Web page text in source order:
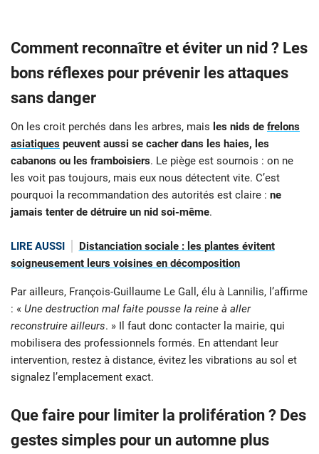
Comment reconnaître et éviter un nid ? Les
bons réflexes pour prévenir les attaques
sans danger
On les croit perchés dans les arbres, mais les nids de frelons
asiatiques peuvent aussi se cacher dans les haies, les
cabanons ou les framboisiers. Le piège est sournois : on ne
les voit pas toujours, mais eux nous détectent vite. C’est
pourquoi la recommandation des autorités est claire : ne
jamais tenter de détruire un nid soi-même.
LIRE AUSSI
Distanciation sociale : les plantes évitent
soigneusement leurs voisines en décomposition
Par ailleurs, François-Guillaume Le Gall, élu à Lannilis, l’affirme
: « Une destruction mal faite pousse la reine à aller
reconstruire ailleurs. » Il faut donc contacter la mairie, qui
mobilisera des professionnels formés. En attendant leur
intervention, restez à distance, évitez les vibrations au sol et
signalez l’emplacement exact.
Que faire pour limiter la prolifération ? Des
gestes simples pour un automne plus